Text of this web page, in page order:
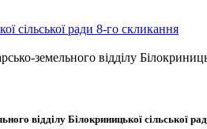
сільської ради 8-го скликання
земельного відділу
відділу Білокриницької сільської